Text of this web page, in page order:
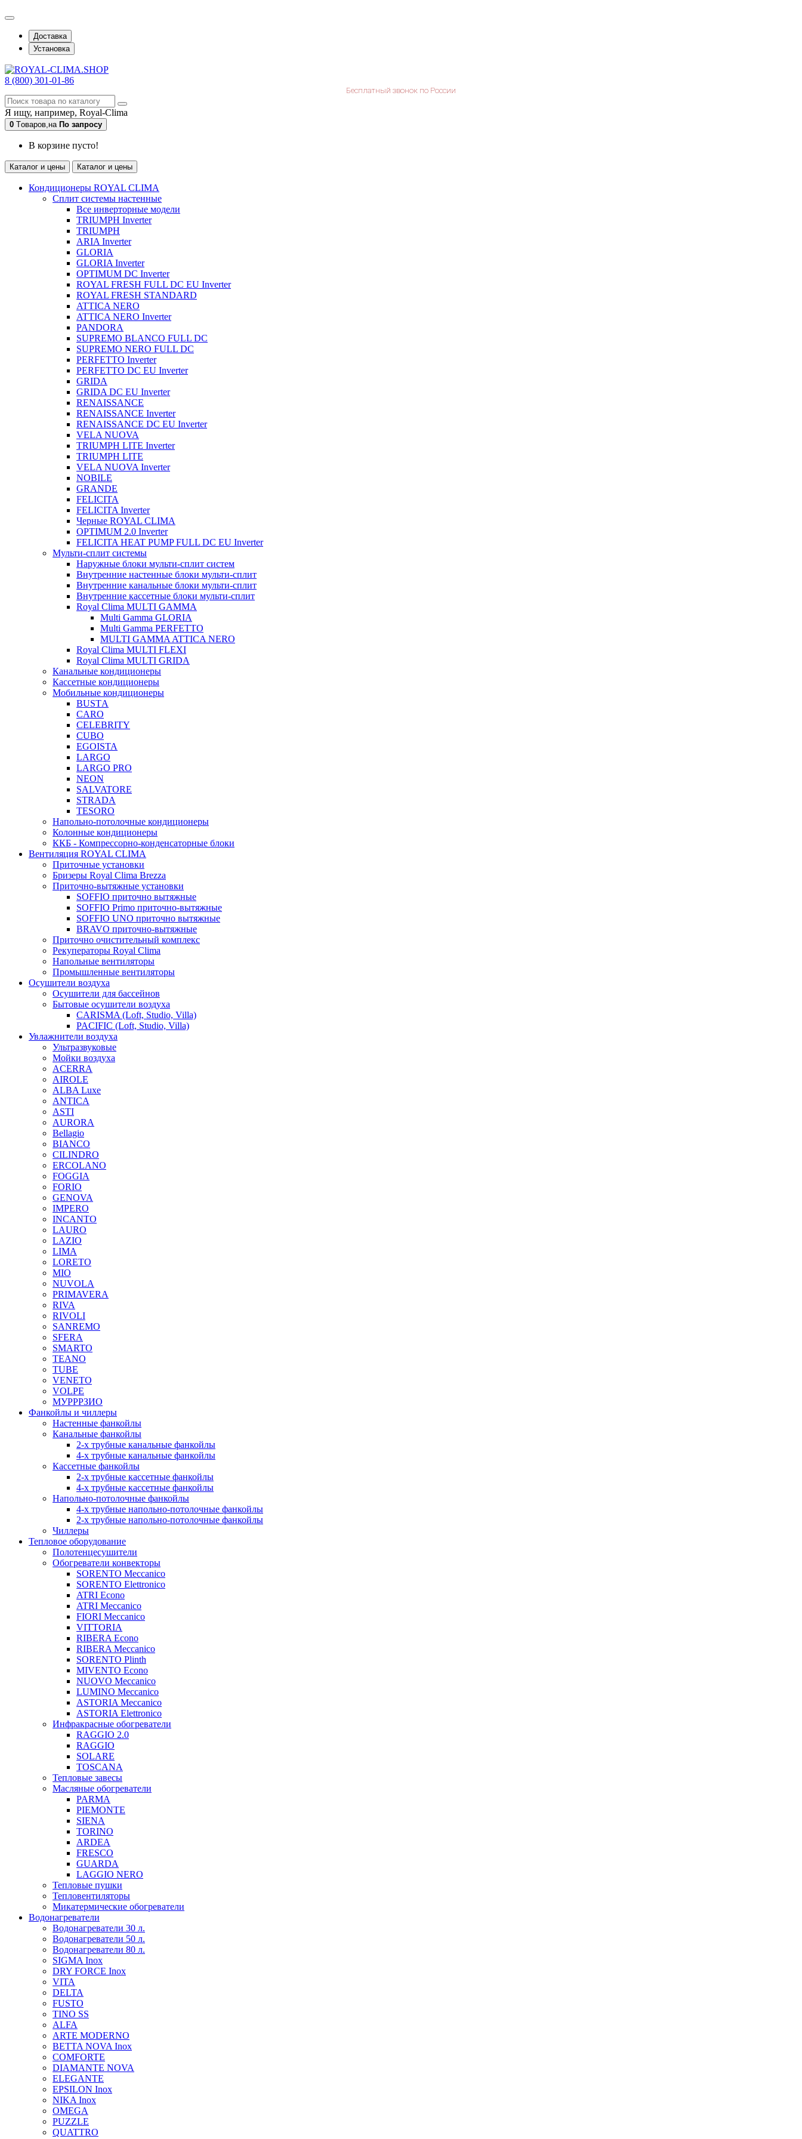
Доставка
Установка
8 (800) 301-01-86
Бесплатный звонок по России
Я ищу, например, Royal-Clima
0 Tоваров,на По запросу
В корзине пусто!
Каталог и цены Каталог и цены
Кондиционеры ROYAL CLIMA
Сплит системы настенные
Все инверторные модели
TRIUMPH Inverter
TRIUMPH
ARIA Inverter
GLORIA
GLORIA Inverter
OPTIMUM DC Inverter
ROYAL FRESH FULL DC EU Inverter
ROYAL FRESH STANDARD
ATTICA NERO
ATTICA NERO Inverter
PANDORA
SUPREMO BLANCO FULL DC
SUPREMO NERO FULL DC
PERFETTO Inverter
PERFETTO DC EU Inverter
GRIDA
GRIDA DC EU Inverter
RENAISSANCE
RENAISSANCE Inverter
RENAISSANCE DC EU Inverter
VELA NUOVA
TRIUMPH LITE Inverter
TRIUMPH LITE
VELA NUOVA Inverter
NOBILE
GRANDE
FELICITA
FELICITA Inverter
Черные ROYAL CLIMA
OPTIMUM 2.0 Inverter
FELICITA HEAT PUMP FULL DC EU Inverter
Мульти-сплит системы
Наружные блоки мульти-сплит систем
Внутренние настенные блоки мульти-сплит
Внутренние канальные блоки мульти-сплит
Внутренние кассетные блоки мульти-сплит
Royal Clima MULTI GAMMA
Multi Gamma GLORIA
Multi Gamma PERFETTO
MULTI GAMMA ATTICA NERO
Royal Clima MULTI FLEXI
Royal Clima MULTI GRIDA
Канальные кондиционеры
Кассетные кондиционеры
Мобильные кондиционеры
BUSTА
CARO
CELEBRITY
CUBO
EGOISTA
LARGO
LARGO PRO
NEON
SALVATORE
STRADA
TESORO
Напольно-потолочные кондиционеры
Колонные кондиционеры
ККБ - Компрессорно-конденсаторные блоки
Вентиляция ROYAL CLIMA
Приточные установки
Бризеры Royal Clima Brezza
Приточно-вытяжные установки
SOFFIO приточно вытяжные
SOFFIO Primo приточно-вытяжные
SOFFIO UNO приточно вытяжные
BRAVO приточно-вытяжные
Приточно очистительный комплекс
Рекуператоры Royal Clima
Напольные вентиляторы
Промышленные вентиляторы
Осушители воздуха
Осушители для бассейнов
Бытовые осушители воздуха
CARISMA (Loft, Studio, Villa)
PACIFIC (Loft, Studio, Villa)
Увлажнители воздуха
Ультразвуковые
Мойки воздуха
ACERRA
AIROLE
ALBA Luxe
ANTICA
ASTI
AURORA
Bellagio
BIANCO
CILINDRO
ERCOLANO
FOGGIA
FORIO
GENOVA
IMPERO
INCANTO
LAURO
LAZIO
LIMA
LORETO
MIO
NUVOLA
PRIMAVERA
RIVA
RIVOLI
SANREMO
SFERA
SMARTO
TEANO
TUBE
VENETO
VOLPE
МУРРРЗИО
Фанкойлы и чиллеры
Настенные фанкойлы
Канальные фанкойлы
2-х трубные канальные фанкойлы
4-х трубные канальные фанкойлы
Кассетные фанкойлы
2-х трубные кассетные фанкойлы
4-х трубные кассетные фанкойлы
Напольно-потолочные фанкойлы
4-х трубные напольно-потолочные фанкойлы
2-х трубные напольно-потолочные фанкойлы
Чиллеры
Тепловое оборудование
Полотенцесушители
Обогреватели конвекторы
SORENTO Meccanico
SORENTO Elettronico
ATRI Econo
ATRI Meccanico
FIORI Meccanico
VITTORIA
RIBERA Econo
RIBERA Meccanico
SORENTO Plinth
MIVENTO Econo
NUOVO Meccanico
LUMINO Meccanico
ASTORIA Meccanico
ASTORIA Elettronico
Инфракрасные обогреватели
RAGGIO 2.0
RAGGIO
SOLARE
TOSCANA
Тепловые завесы
Масляные обогреватели
PARMA
PIEMONTE
SIENA
TORINO
ARDEA
FRESCO
GUARDA
LAGGIO NERO
Тепловые пушки
Тепловентиляторы
Микатермические обогреватели
Водонагреватели
Водонагреватели 30 л.
Водонагреватели 50 л.
Водонагреватели 80 л.
SIGMA Inox
DRY FORCE Inox
VITA
DELTA
FUSTO
TINO SS
ALFA
ARTE MODERNO
BETTA NOVA Inox
COMFORTE
DIAMANTE NOVA
ELEGANTE
EPSILON Inox
NIKA Inox
OMEGA
PUZZLE
QUATTRO